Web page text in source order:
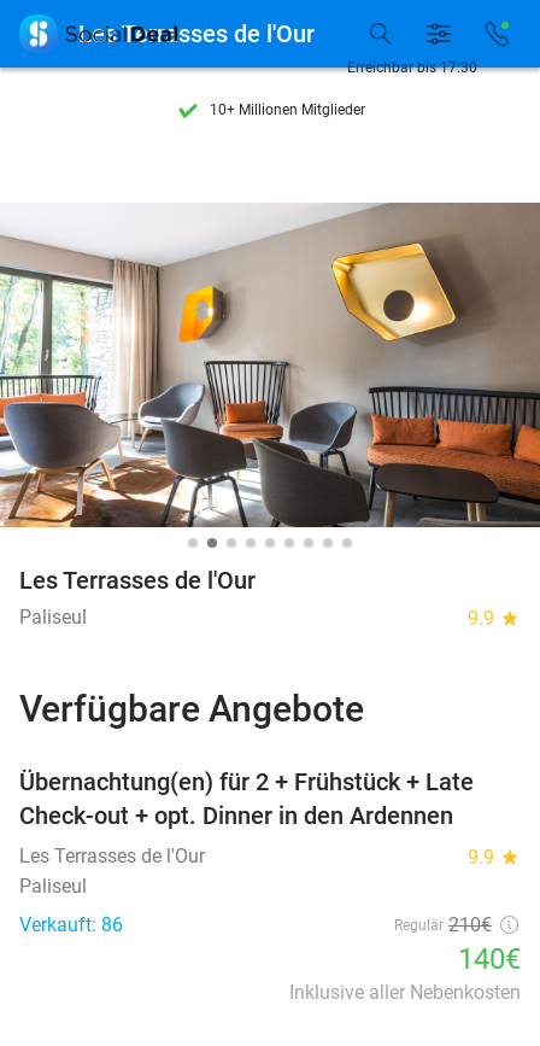
7 Tage die Woche verfügbar
10+ Millionen Mitglieder
7 Tage die Woche verfügbar
10+ Millionen Mitglieder
Erreichbar bis 17:30
 Les Terrasses de l'Our
Les Terrasses de l'Our
Paliseul 9.9 star
Verfügbare Angebote
Übernachtung(en) für 2 + Frühstück + Late
Check-out + opt. Dinner in den Ardennen
Les Terrasses de l'Our 9.9 star
Paliseul
Verkauft: 86
Regulär 210€
140€
Inklusive aller Nebenkosten